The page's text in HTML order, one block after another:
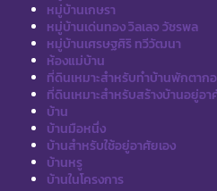
หมู่บ้านเกษรา
หมู่บ้านเด่นทอง วิลเลจ วัชรพล
หมู่บ้านเศรษฐศิริ ทวีวัฒนา
ห้องแม่บ้าน
ที่ดินเหมาะสำหรับทำบ้านพักตาก
ที่ดินเหมาะสำหรับสร้างบ้านอยู่อา
บ้าน
บ้านมือหนึ่ง
บ้านสำหรับใช้อยู่อาศัยเอง
บ้านหรู
บ้านในโครงการ